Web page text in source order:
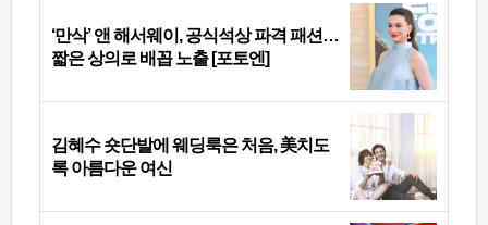
‘만삭’ 앤 해서웨이, 공식석상 파격 패션…
짧은 상의로 배꼽 노출 [포토엔]
김혜수 숏단발에 웨딩룩은 처음, 美치도
록 아름다운 여신